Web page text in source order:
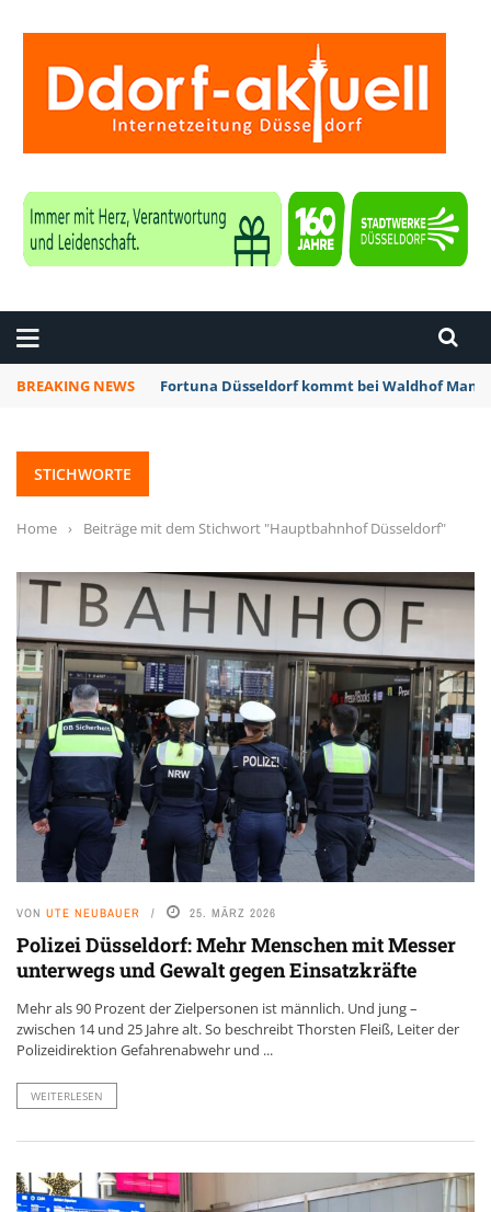
BREAKING NEWS Düsseldorf: Vollsperrung der Bergischen
STICHWORTE
Home › Beiträge mit dem Stichwort "Hauptbahnhof Düsseldorf"
VON UTE NEUBAUER 25. MÄRZ 2026
Polizei Düsseldorf: Mehr Menschen mit Messer
unterwegs und Gewalt gegen Einsatzkräfte
Mehr als 90 Prozent der Zielpersonen ist männlich. Und jung –
zwischen 14 und 25 Jahre alt. So beschreibt Thorsten Fleiß, Leiter der
Polizeidirektion Gefahrenabwehr und ...
WEITERLESEN